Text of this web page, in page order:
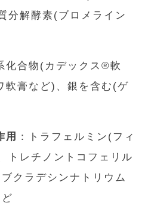
分解酵素(ブロメライン
化合物(カデックス®軟
軟膏など)、銀を含む(ゲ
用
：トラフェルミン(フィ
トレチノントコフェリル
クラデシンナトリウム